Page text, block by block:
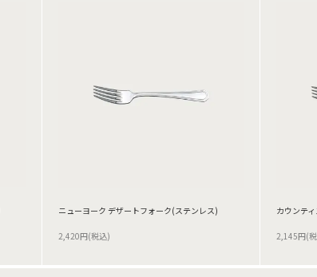
ニューヨーク デザートフォーク(ステンレス)
2,420円(税込)
カウンテ
2,145円(